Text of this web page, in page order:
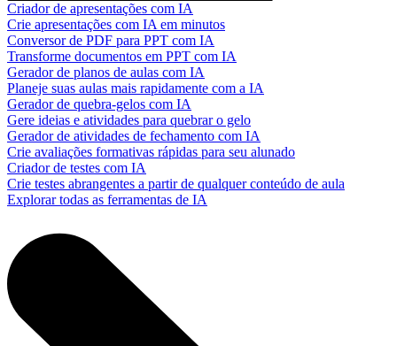
Criador de apresentações com IA
Crie apresentações com IA em minutos
Conversor de PDF para PPT com IA
Transforme documentos em PPT com IA
Gerador de planos de aulas com IA
Planeje suas aulas mais rapidamente com a IA
Gerador de quebra-gelos com IA
Gere ideias e atividades para quebrar o gelo
Gerador de atividades de fechamento com IA
Crie avaliações formativas rápidas para seu alunado
Criador de testes com IA
Crie testes abrangentes a partir de qualquer conteúdo de aula
Explorar todas as ferramentas de IA